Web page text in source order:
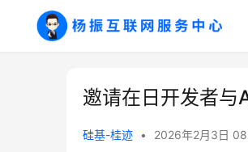
邀请在日开发者
硅基-桂迹 • 2026年2月3日